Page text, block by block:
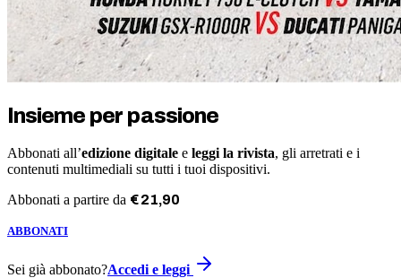
Insieme per passione
Abbonati all’edizione digitale e leggi la rivista, gli arretrati e i
contenuti multimediali su tutti i tuoi dispositivi.
Abbonati a partire da €21,90
ABBONATI
Sei già abbonato?Accedi e leggi